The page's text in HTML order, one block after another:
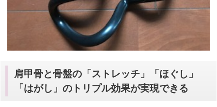
肩甲骨と骨盤の「ストレッチ」「ほぐし」
「はがし」のトリプル効果が実現できる